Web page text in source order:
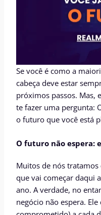
Se você é como a
cabeça deve estar
próximos passos. Mas,
te fazer uma pergunta:
o futuro que você está
O futuro não espera:
Muitos de nós
que vai começar daqui
ano. A verdade, no
negócio não espera.